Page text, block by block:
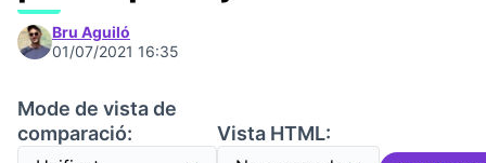
Bru Aguiló
01/07/2021 16:35
Mode de vista de
comparació:
Vista HTML: